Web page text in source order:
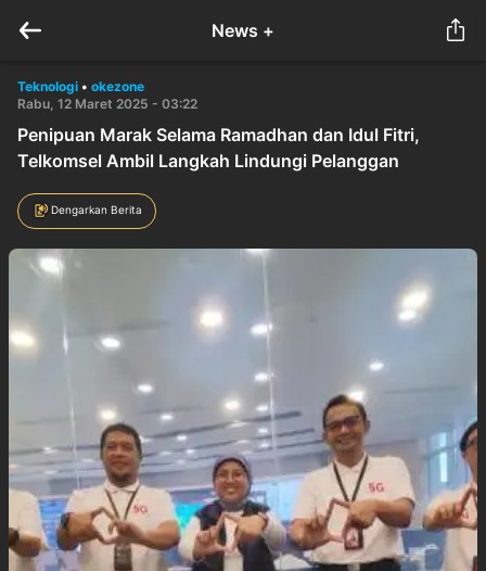
News +
Teknologi • okezone
Rabu, 12 Maret 2025 - 03:22
Penipuan Marak Selama Ramadhan dan Idul Fitri,
Telkomsel Ambil Langkah Lindungi Pelanggan
Dengarkan Berita